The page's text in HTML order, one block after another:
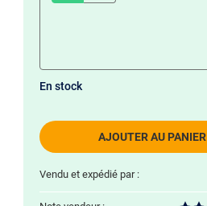
AJOUTER AU PANIER
En stock
Vendu et expédié par :